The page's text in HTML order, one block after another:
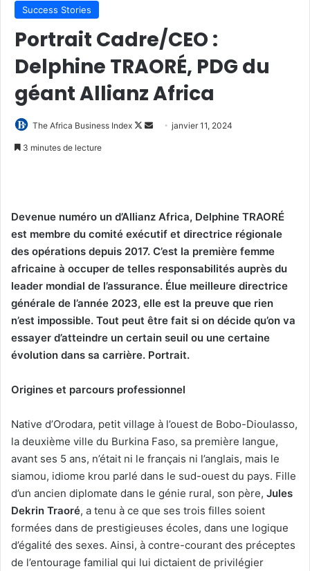
Success Stories
Portrait Cadre/CEO :
Delphine TRAORÉ, PDG du
géant Allianz Africa
The Africa Business Index
Follow
Envoyerjanvier 11, 2024
3 minutes de lecture
Devenue numéro un d’Allianz Africa, Delphine TRAORÉ
est membre du comité exécutif et directrice régionale
des opérations depuis 2017. C’est la première femme
africaine à occuper de telles responsabilités auprès du
leader mondial de l’assurance. Élue meilleure directrice
générale de l’année 2023, elle est la preuve que rien
n’est impossible. Tout peut être fait si on décide qu’on va
essayer d’atteindre un certain seuil ou une certaine
évolution dans sa carrière. Portrait.
Origines et parcours professionnel
Native d’Orodara, petit village à l’ouest de Bobo-Dioulasso,
la deuxième ville du Burkina Faso, sa première langue,
avant ses 5 ans, n’était ni le français ni l’anglais, mais le
siamou, idiome krou parlé dans le sud-ouest du pays. Fille
d’un ancien diplomate dans le génie rural, son père, Jules
Dekrin Traoré, a tenu à ce que ses trois filles soient
formées dans de prestigieuses écoles, dans une logique
d’égalité des sexes. Ainsi, à contre-courant des préceptes
de l’entourage familial qui lui dictaient de privilégier